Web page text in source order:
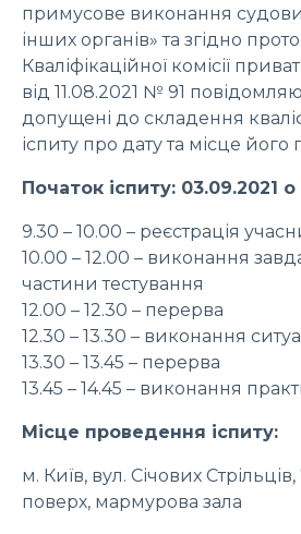
примусове виконання
інших органів» та згідно
Кваліфікаційної комісії
від 11.08.2021 № 91
допущені до складення
іспиту про дату та місце
Початок іспиту: 03.09.2021
9.30 – 10.00 – реєстрація
10.00 – 12.00 – виконання
частини тестування
12.00 – 12.30 – перерва
12.30 – 13.30 – виконання
13.30 – 13.45 – перерва
13.45 – 14.45 – виконання
Місце проведення іспиту:
м. Київ, вул. Січових
поверх, мармурова зала